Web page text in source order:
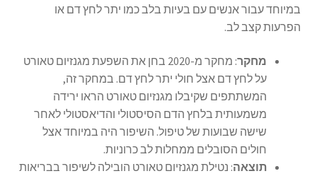
במיוחד עבור אנשים עם בעיות בלב כמו יתר לחץ דם או
הפרעות קצב לב.
מחקר
: מחקר מ-2020 בחן את השפעת מגנזיום טאורט
על לחץ דם אצל חולי יתר לחץ דם. במחקר זה,
המשתתפים שקיבלו מגנזיום טאורט הראו ירידה
משמעותית בלחץ הדם הסיסטולי והדיאסטולי לאחר
שישה שבועות של טיפול. השיפור היה במיוחד אצל
חולים הסובלים ממחלות לב כרוניות.
תוצאה: נטילת מגנזיום טאורט הובילה לשיפור בבריאות